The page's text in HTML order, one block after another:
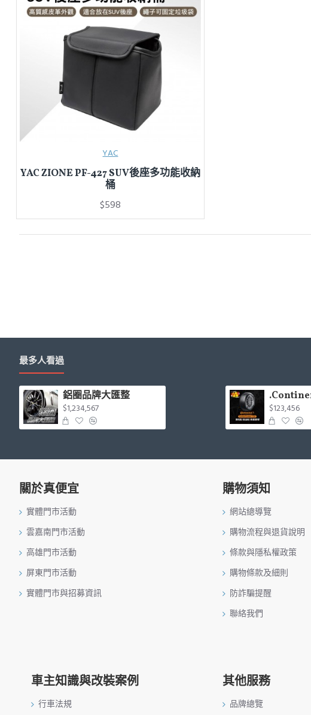
YAC
YAC ZIONE PF-427 SUV後座多功能收納
桶
$598
最多人看過
鋁圈品牌大匯整
$1,234,567 $123,456
關於真便宜
實體門市活動
雲嘉南門市活動
高雄門市活動
屏東門市活動
實體門市與招募資訊
購物須知
網站總導覽
購物流程與退貨說明
條款與隱私權政策
購物條款及細則
防詐騙提醒
聯絡我們
車主知識與改裝案例
行車法規
其他服務
品牌總覽